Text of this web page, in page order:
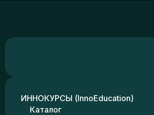
ИННОКУРСЫ (InnoEducation)
Каталог